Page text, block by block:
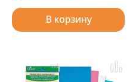
В корзину